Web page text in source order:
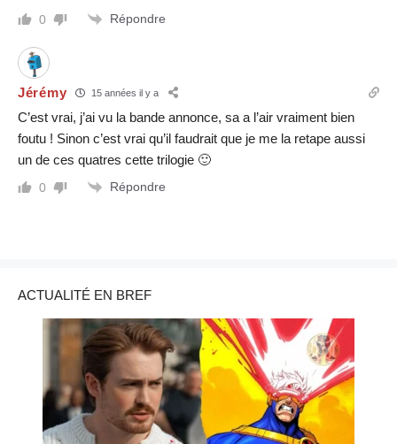
0 Répondre
Jérémy 15 années il y a
C’est vrai, j’ai vu la bande annonce, sa a l’air vraiment bien
foutu ! Sinon c’est vrai qu’il faudrait que je me la retape aussi
un de ces quatres cette trilogie 🙂
0 Répondre
ACTUALITÉ EN BREF